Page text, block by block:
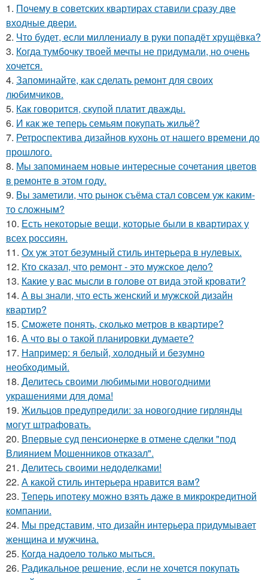
1. Почему в советских квартирах ставили сразу две
входные двери.
2. Что будет, если миллениалу в руки попадёт хрущёвка?
3. Когда тумбочку твоей мечты не придумали, но очень
хочется.
4. Запоминайте, как сделать ремонт для своих
любимчиков.
5. Как говорится, скупой платит дважды.
6. И как же теперь семьям покупать жильё?
7. Ретроспектива дизайнов кухонь от нашего времени до
прошлого.
8. Мы запоминаем новые интересные сочетания цветов
в ремонте в этом году.
9. Вы заметили, что рынок съёма стал совсем уж каким-
то сложным?
10. Есть некоторые вещи, которые были в квартирах у
всех россиян.
11. Ох уж этот безумный стиль интерьера в нулевых.
12. Кто сказал, что ремонт - это мужское дело?
13. Какие у вас мысли в голове от вида этой кровати?
14. А вы знали, что есть женский и мужской дизайн
квартир?
15. Сможете понять, сколько метров в квартире?
16. А что вы о такой планировки думаете?
17. Например: я белый, холодный и безумно
необходимый.
18. Делитесь своими любимыми новогодними
украшениями для дома!
19. Жильцов предупредили: за новогодние гирлянды
могут штрафовать.
20. Впервые суд пенсионерке в отмене сделки "под
Влиянием Мошенников отказал".
21. Делитесь своими недоделками!
22. А какой стиль интерьера нравится вам?
23. Теперь ипотеку можно взять даже в микрокредитной
компании.
24. Мы представим, что дизайн интерьера придумывает
женщина и мужчина.
25. Когда надоело только мыться.
26. Радикальное решение, если не хочется покупать